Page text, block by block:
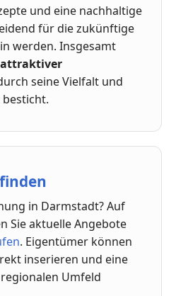
und eine nachhaltige
für die zukünftige
werden. Insgesamt
attraktiver
seine Vielfalt und
in Darmstadt? Auf
Sie aktuelle Angebote
. Eigentümer können
inserieren und eine
Umfeld